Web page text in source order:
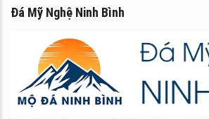
Đá Mỹ Nghệ Ninh Bình